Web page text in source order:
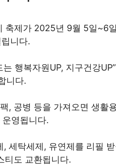
축제가 2025년 9월 5일~6
니다.
행복자원UP, 지구건강
니다.
, 공병 등을 가져오면 생활
영됩니다.
세탁세제, 유연제를 리필
티도 교환됩니다.